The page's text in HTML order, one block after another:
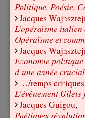
Politique, Poésie.
Jacques
L’opéraïsme
Opéraïsme et
Jacques
Economie
d’une année
…/temps critiques
L’évènement Gilets
Jacques Guigou,
Poétiques